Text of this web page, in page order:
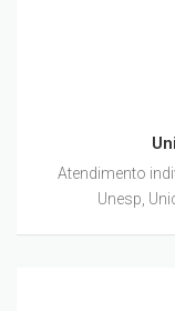
Atendimento
Unesp,